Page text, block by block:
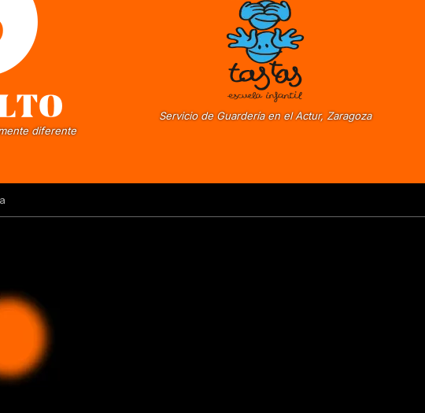
diferente
Servicio de Guardería en el Actur, Zaragoza